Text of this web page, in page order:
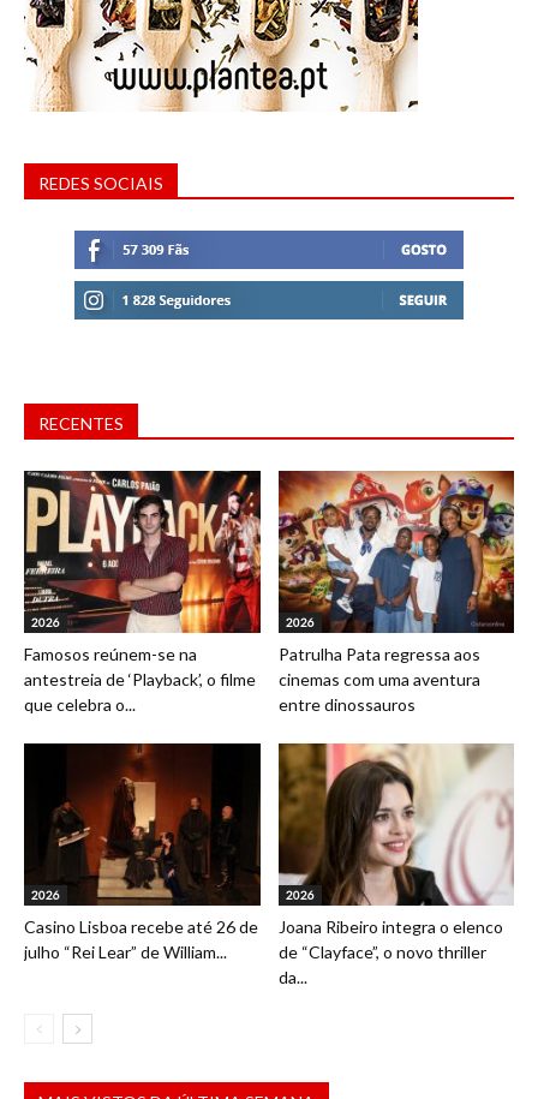
REDES SOCIAIS
RECENTES
2026
Famosos reúnem-se na
antestreia de ‘Playback’, o filme
que celebra o...
2026
Patrulha Pata regressa aos
cinemas com uma aventura
entre dinossauros
2026
Casino Lisboa recebe até 26 de
julho “Rei Lear” de William...
2026
Joana Ribeiro integra o elenco
de “Clayface”, o novo thriller
da...